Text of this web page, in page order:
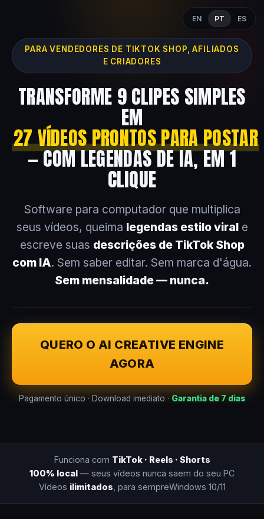
EN PT ES
PARA VENDEDORES DE TIKTOK SHOP, AFILIADOS
E CRIADORES
TRANSFORME 9 CLIPES SIMPLES
EM
27 VÍDEOS PRONTOS PARA POSTAR
— COM LEGENDAS DE IA, EM 1
CLIQUE
Software para computador que multiplica
seus vídeos, queima legendas estilo virale
escreve suas descrições de TikTok Shop
com IA. Sem saber editar. Sem marca d'água.
Sem mensalidade — nunca.
QUERO O AI CREATIVE ENGINE
AGORA
Pagamento único · Download imediato · Garantia de 7 dias
Funciona com TikTok · Reels · Shorts
100% local — seus vídeos nunca saem do seu PC
Vídeos ilimitados , para sempreWindows 10/11